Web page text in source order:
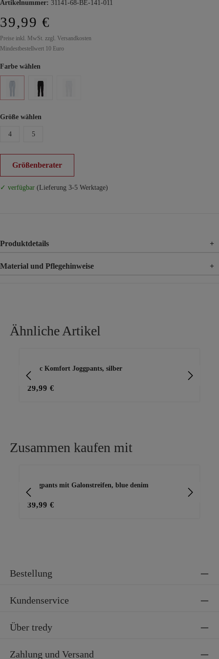
Artikelnummer: 31141-68-BE-141-011
39,99 €
Preise inkl. MwSt. zzgl. Versandkosten
Mindestbestellwert 10 Euro
Farbe wählen
Größe wählen
4 5
Größenberater
✓ verfügbar (Lieferung 3-5 Werktage)
Produktdetails +
Material und Pflegehinweise +
Ähnliche Artikel
Basic Komfort Joggpants, silber
29,99 €
Zusammen kaufen mit
Joggpants mit Galonstreifen, blue denim
39,99 €
Bestellung
Kundenservice
Über tredy
Zahlung und Versand